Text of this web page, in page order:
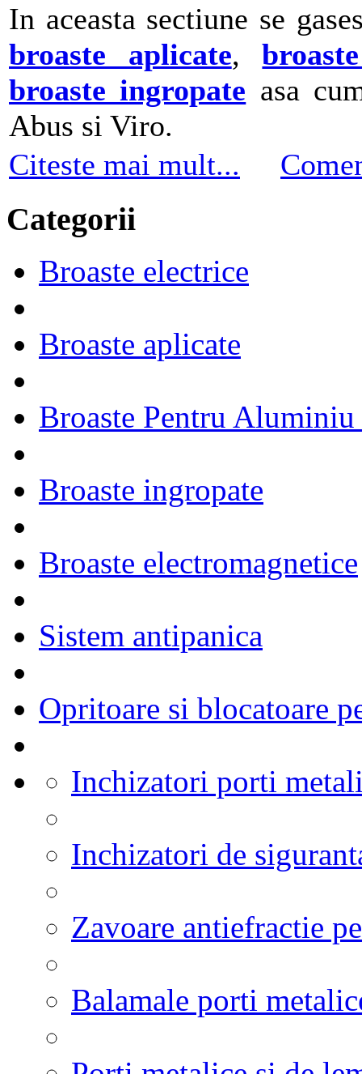
In aceasta sectiune se
broaste aplicate,
broaste ingropate asa
Abus si Viro.
Citeste mai mult...
Categorii
Broaste electrice
Broaste aplicate
Broaste Pentru
Broaste ingropate
Broaste electromagnetice
Sistem antipanica
Opritoare si blocatoare
Inchizatori porti
Inchizatori de
Zavoare antiefractie
Balamale porti